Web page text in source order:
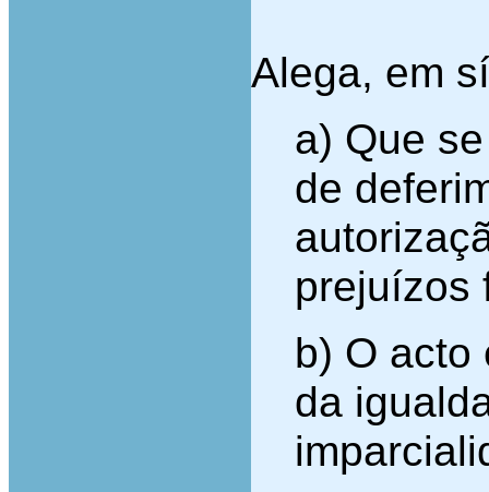
Alega, em
a) Que
de
prejuízos
b) O acto
da